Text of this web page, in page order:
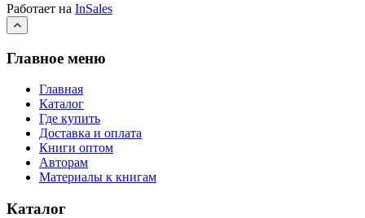
Работает на InSales
Главное меню
Главная
Каталог
Где купить
Доставка и оплата
Книги оптом
Авторам
Материалы к книгам
Каталог